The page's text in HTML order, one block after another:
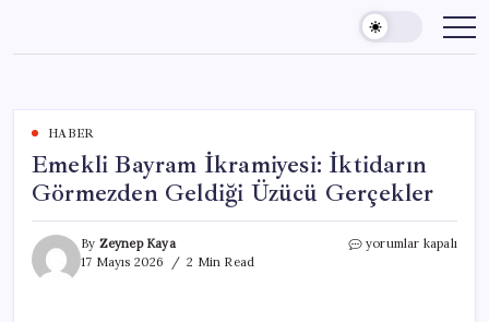
content
HABER
Emekli Bayram İkramiyesi: İktidarın
Görmezden Geldiği Üzücü Gerçekler
By Zeynep Kaya
17 Mayıs 2026
2 Min Read
Emekli
yorumlar kapalı